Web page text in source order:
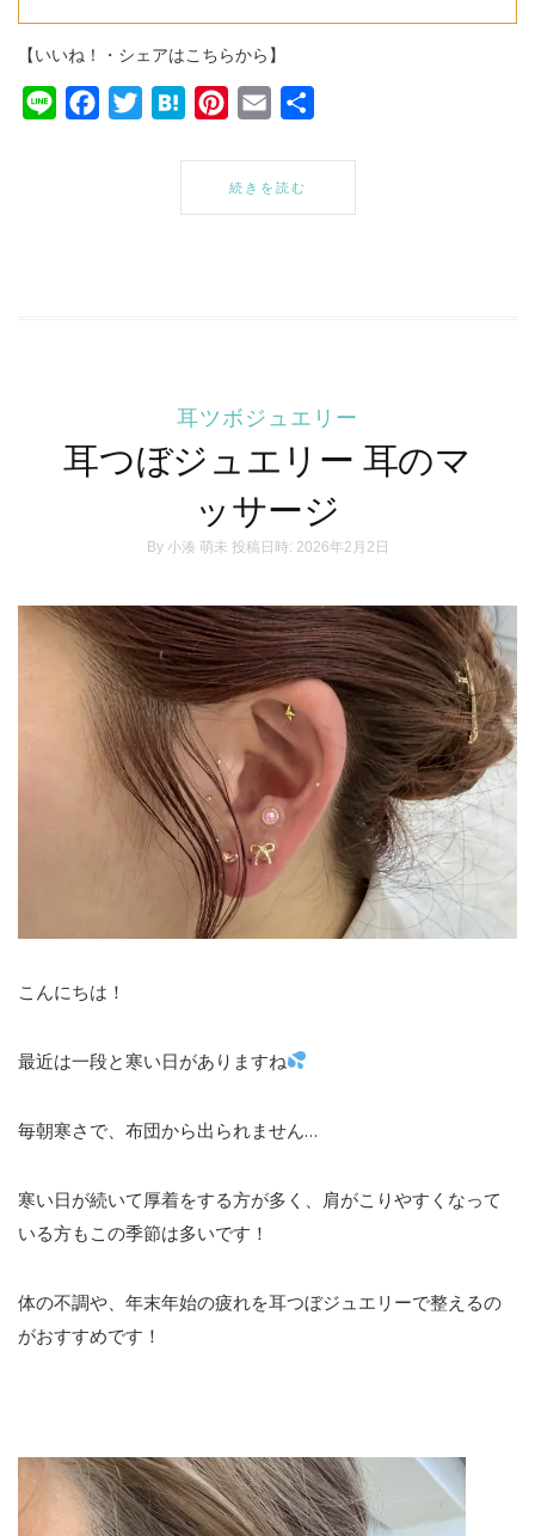
【いいね！・シェアはこちらから】
Line FacebookTwitterHatenaPinterest
Email
続きを読む
耳ツボジュエリー
耳つぼジュエリー 耳のマ
ッサージ
By 小湊 萌未 投稿日時: 2026年2月2日
こんにちは！
最近は一段と寒い日がありますね
毎朝寒さで、布団から出られません…
寒い日が続いて厚着をする方が多く、肩がこりやすくなって
いる方もこの季節は多いです！
体の不調や、年末年始の疲れを耳つぼジュエリーで整えるの
がおすすめです！